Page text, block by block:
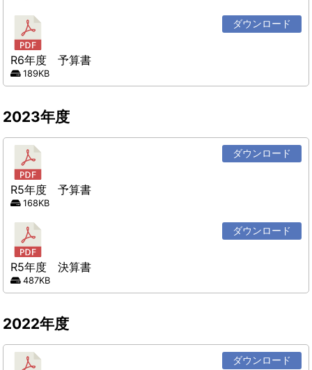
R6年度 予算書
189KB
ダウンロード
2023年度
R5年度 予算書
168KB
ダウンロード
R5年度 決算書
487KB
ダウンロード
2022年度
ダウンロード